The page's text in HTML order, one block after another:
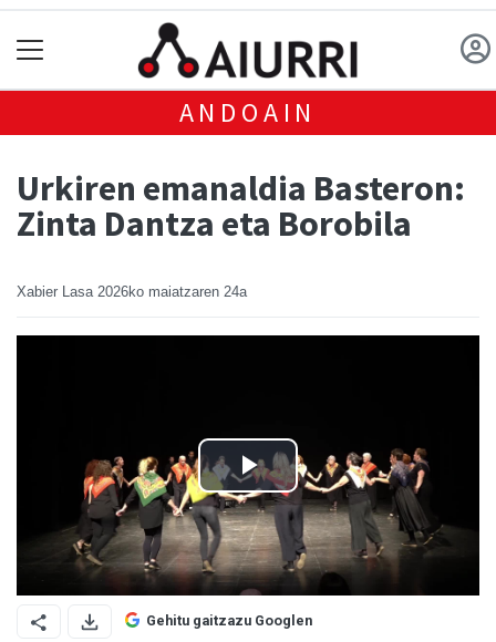
ANDOAIN
Urkiren emanaldia Basteron:
Zinta Dantza eta Borobila
Xabier Lasa 2026ko maiatzaren 24a
Gehitu gaitzazu Googlen